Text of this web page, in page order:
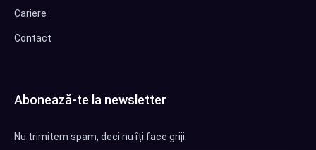
Cariere
Contact
Abonează-te la newsletter
Nu trimitem spam, deci nu îți face griji.